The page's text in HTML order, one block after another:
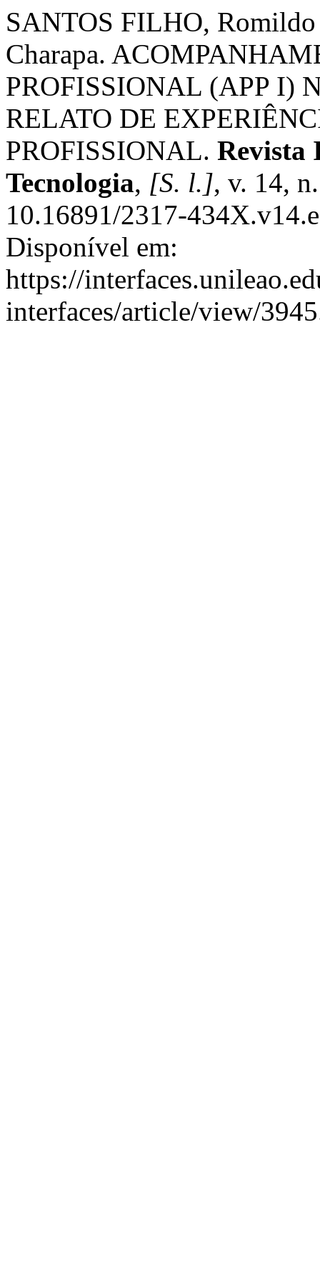
SANTOS FILHO, Romildo
Charapa.
PROFISSIONAL (APP I)
RELATO DE
PROFISSIONAL. Revista
Tecnologia, [S. l.], v. 14,
10.16891/2317-
Disponível em:
https://
interfaces/article/view/